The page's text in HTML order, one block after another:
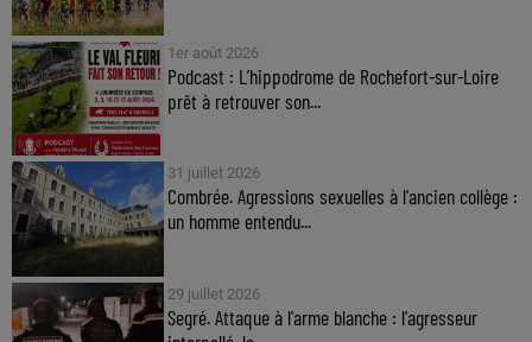
1er août 2026
Podcast : L’hippodrome de Rochefort-sur-Loire
prêt à retrouver son...
31 juillet 2026
Combrée. Agressions sexuelles à l'ancien collège :
un homme entendu...
29 juillet 2026
Segré. Attaque à l'arme blanche : l'agresseur